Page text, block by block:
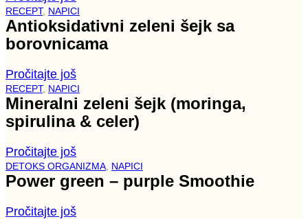
RECEPT, NAPICI
Antioksidativni zeleni šejk sa
borovnicama
Pročitajte još
RECEPT, NAPICI
Mineralni zeleni šejk (moringa,
spirulina & celer)
Pročitajte još
DETOKS ORGANIZMA NAPICI
Power green – purple Smoothie
Pročitajte još